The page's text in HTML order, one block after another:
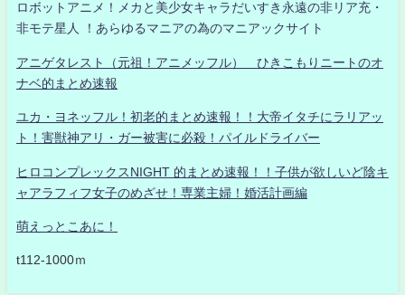
ロボットアニメ！メカと美少女キャラだいすき永遠の非リア充・
非モテ星人 ！あらゆるマニアの為のマニアックサイト
アニゲタレスト（元祖！アニメッフル） ひきこもりニートのオ
ナベ的まとめ速報
ユカ・ヨネッフル！初老的まとめ速報！！大帝イタチにラリアッ
ト！害獣神アリ・ガー被害に必殺！パイルドライバー
ヒロコンプレックスNIGHT 的まとめ速報！！子供が欲しいど陰キ
ャアラフィフ女子のめざせ！専業主婦！婚活計画編
萌えっとこあに！
t112-1000ｍ